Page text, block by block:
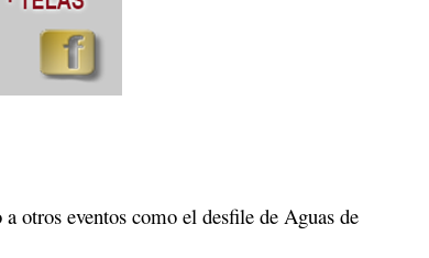
otros eventos como el desfile de Aguas de